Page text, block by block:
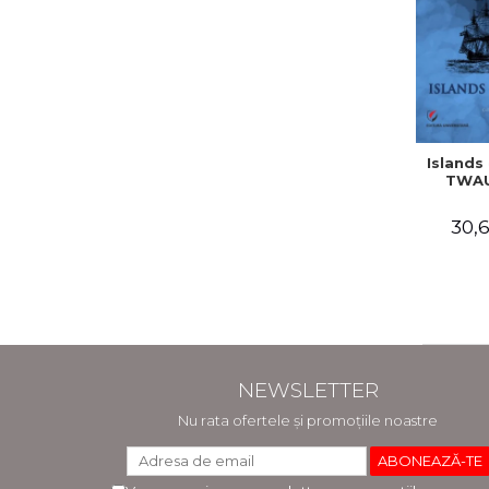
NEWSLETTER
Nu rata ofertele și promoțiile noastre